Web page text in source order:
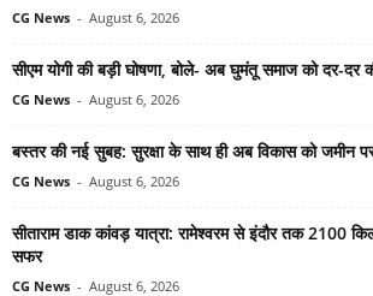
CG News - August 6, 2026
सीएम योगी की बड़ी घोषणा, बोले- अब घुमंतू समाज को दर-दर
CG News - August 6, 2026
बस्तर की नई सुबह: सुरक्षा के साथ ही अब विकास को जमीन
CG News - August 6, 2026
सीताराम डाक कांवड़ यात्रा: रामेश्वरम से इंदौर तक 2100
सफर
CG News - August 6, 2026